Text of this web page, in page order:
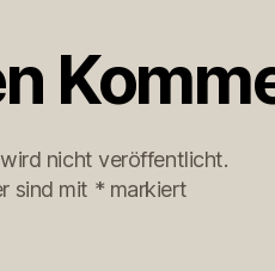
nicht veröffentlicht.
sind mit * markiert